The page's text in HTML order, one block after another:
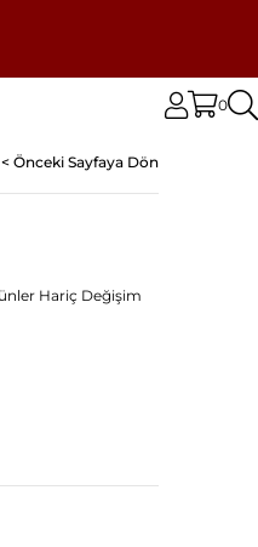
0
Önceki Sayfaya Dön
Hariç Değişim